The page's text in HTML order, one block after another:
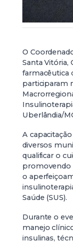
O
Santa Vitória,
farmacêutica
participaram
Uberlândia/
A
diversos
qualificar o
promovendo
o
Saúde (SUS).
Durante o
manejo
insulinas,